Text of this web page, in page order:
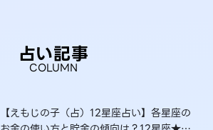
占い記事
COLUMN
【えもじの子（占）12星座占い】各星座の